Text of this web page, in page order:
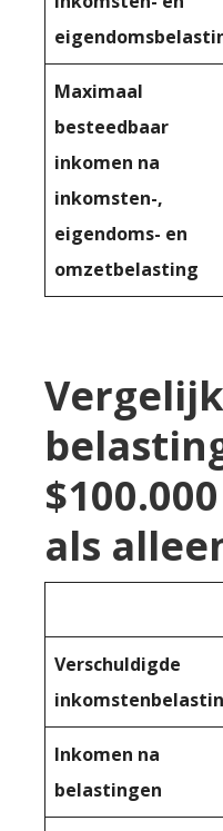
Maximaal
besteedbaar
inkomen na
inkomsten-,
eigendoms- en
omzetbelasting
als
Verschuldigde
Inkomen na
belastingen